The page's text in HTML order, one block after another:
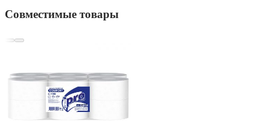
Совместимые товары